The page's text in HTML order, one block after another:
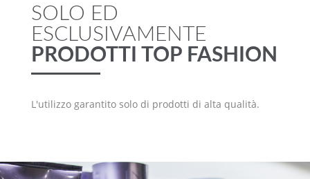
SOLO ED
ESCLUSIVAMENTE
PRODOTTI TOP FASHION
L'utilizzo garantito solo di prodotti di alta qualità.